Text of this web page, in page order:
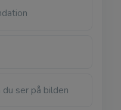
ser på bilden